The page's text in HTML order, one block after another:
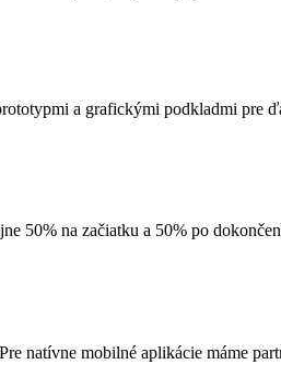
a grafickými podkladmi pre
50% na začiatku a 50% po
natívne mobilné aplikácie máme